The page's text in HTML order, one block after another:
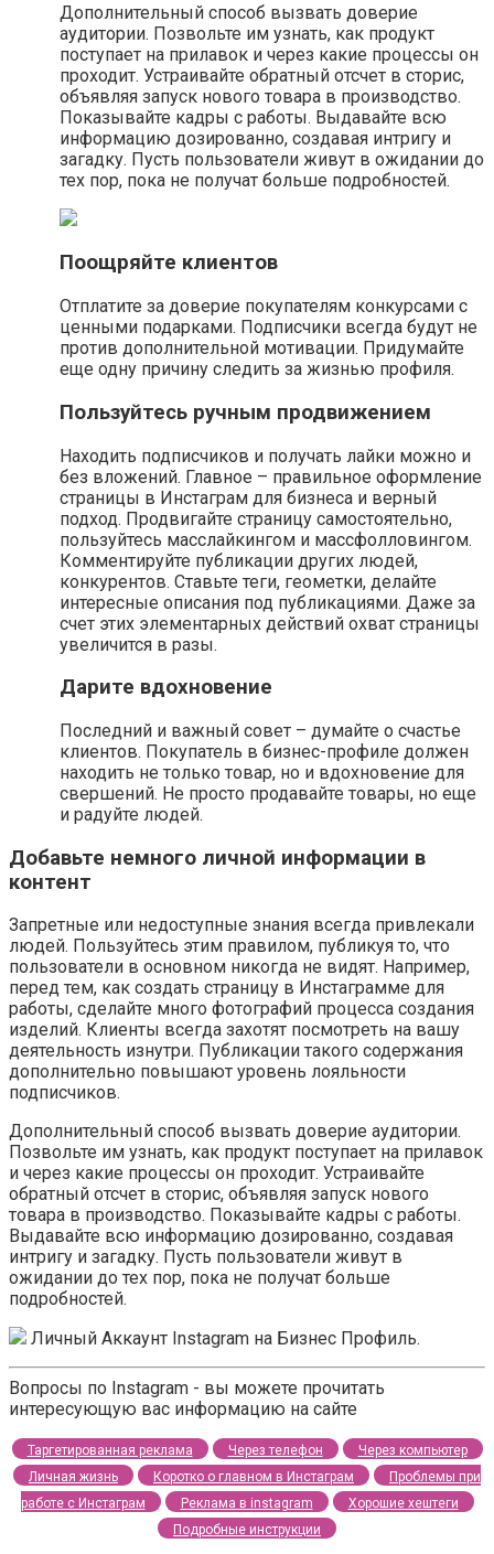
Дополнительный способ вызвать доверие
аудитории. Позвольте им узнать, как продукт
поступает на прилавок и через какие процессы он
проходит. Устраивайте обратный отсчет в сторис,
объявляя запуск нового товара в производство.
Показывайте кадры с работы. Выдавайте всю
информацию дозированно, создавая интригу и
загадку. Пусть пользователи живут в ожидании до
тех пор, пока не получат больше подробностей.
Поощряйте клиентов
Отплатите за доверие покупателям конкурсами с
ценными подарками. Подписчики всегда будут не
против дополнительной мотивации. Придумайте
еще одну причину следить за жизнью профиля.
Пользуйтесь ручным продвижением
Находить подписчиков и получать лайки можно и
без вложений. Главное – правильное оформление
страницы в Инстаграм для бизнеса и верный
подход. Продвигайте страницу самостоятельно,
пользуйтесь масслайкингом и массфолловингом.
Комментируйте публикации других людей,
конкурентов. Ставьте теги, геометки, делайте
интересные описания под публикациями. Даже за
счет этих элементарных действий охват страницы
увеличится в разы.
Дарите вдохновение
Последний и важный совет – думайте о счастье
клиентов. Покупатель в бизнес-профиле должен
находить не только товар, но и вдохновение для
свершений. Не просто продавайте товары, но еще
и радуйте людей.
Добавьте немного личной информации в
контент
Запретные или недоступные знания всегда привлекали
людей. Пользуйтесь этим правилом, публикуя то, что
пользователи в основном никогда не видят. Например,
перед тем, как создать страницу в Инстаграмме для
работы, сделайте много фотографий процесса создания
изделий. Клиенты всегда захотят посмотреть на вашу
деятельность изнутри. Публикации такого содержания
дополнительно повышают уровень лояльности
подписчиков.
Дополнительный способ вызвать доверие аудитории.
Позвольте им узнать, как продукт поступает на прилавок
и через какие процессы он проходит. Устраивайте
обратный отсчет в сторис, объявляя запуск нового
товара в производство. Показывайте кадры с работы.
Выдавайте всю информацию дозированно, создавая
интригу и загадку. Пусть пользователи живут в
ожидании до тех пор, пока не получат больше
подробностей.
Личный Аккаунт Instagram на Бизнес Профиль.
Вопросы по Instagram - вы можете прочитать
интересующую вас информацию на сайте
Таргетированная реклама Через телефон
Через компьютер
Личная жизнь
Коротко о главном в Инстаграм
Проблемы при
работе с Инстаграм
Реклама в instagram
Хорошие хештеги
Подробные инструкции